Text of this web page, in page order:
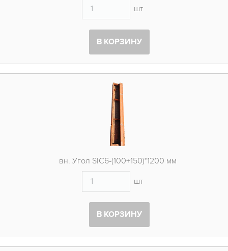
шт
В КОРЗИНУ
вн. Угол SIC6-(100+150)*1200 мм
шт
В КОРЗИНУ